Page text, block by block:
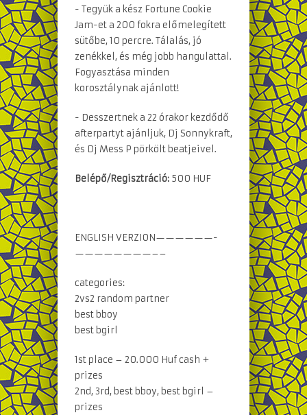
- Tegyük a kész Fortune Cookie
Jam-et a 200 fokra előmelegített
sütőbe, 10 percre. Tálalás, jó
zenékkel, és még jobb hangulattal.
Fogyasztása minden
korosztálynak ajánlott!
- Desszertnek a 22 órakor kezdődő
afterpartyt ajánljuk, Dj Sonnykraft,
és Dj Mess P pörkölt beatjeivel.
Belépő/Regisztráció: 500 HUF
ENGLISH VERZION——————-
————————––
categories:
2vs2 random partner
best bboy
best bgirl
1st place – 20.000 Huf cash +
prizes
2nd, 3rd, best bboy, best bgirl –
prizes